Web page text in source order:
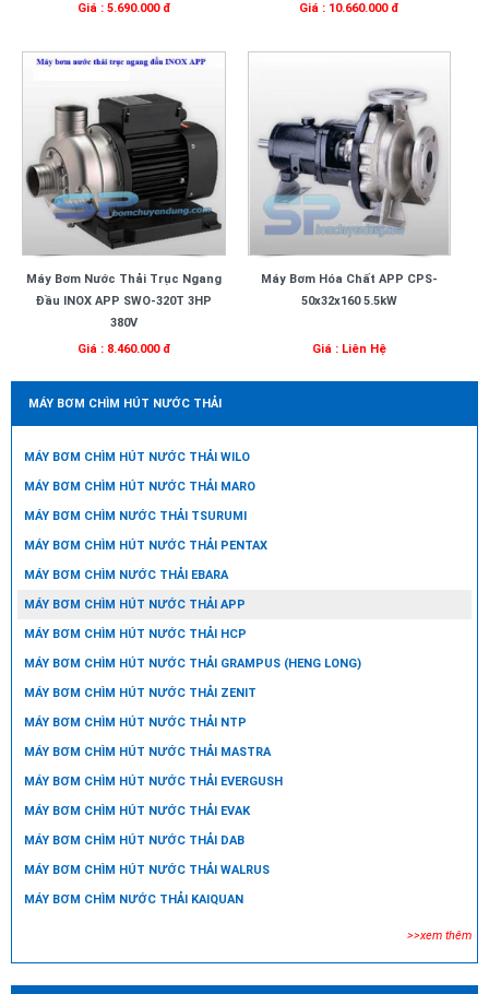
Giá : 5.690.000 đ Giá : 10.660.000 đ
Máy Bơm Nước Thải Trục Ngang
Đầu INOX APP SWO-320T 3HP
380V
Giá : 8.460.000 đ
Máy Bơm Hóa Chất APP CPS-
50x32x160 5.5kW
Giá : Liên Hệ
MÁY BƠM CHÌM HÚT NƯỚC THẢI
MÁY BƠM CHÌM HÚT NƯỚC THẢI WILO
MÁY BƠM CHÌM HÚT NƯỚC THẢI MARO
MÁY BƠM CHÌM NƯỚC THẢI TSURUMI
MÁY BƠM CHÌM HÚT NƯỚC THẢI PENTAX
MÁY BƠM CHÌM NƯỚC THẢI EBARA
MÁY BƠM CHÌM HÚT NƯỚC THẢI APP
MÁY BƠM CHÌM HÚT NƯỚC THẢI HCP
MÁY BƠM CHÌM HÚT NƯỚC THẢI GRAMPUS (HENG LONG)
MÁY BƠM CHÌM HÚT NƯỚC THẢI ZENIT
MÁY BƠM CHÌM HÚT NƯỚC THẢI NTP
MÁY BƠM CHÌM HÚT NƯỚC THẢI MASTRA
MÁY BƠM CHÌM HÚT NƯỚC THẢI EVERGUSH
MÁY BƠM CHÌM HÚT NƯỚC THẢI EVAK
MÁY BƠM CHÌM HÚT NƯỚC THẢI DAB
MÁY BƠM CHÌM HÚT NƯỚC THẢI WALRUS
MÁY BƠM CHÌM NƯỚC THẢI KAIQUAN
>>xem thêm